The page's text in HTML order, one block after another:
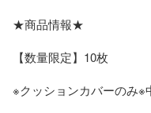
★商品情報★
【数量限定】10枚
※クッションカバーのみ※